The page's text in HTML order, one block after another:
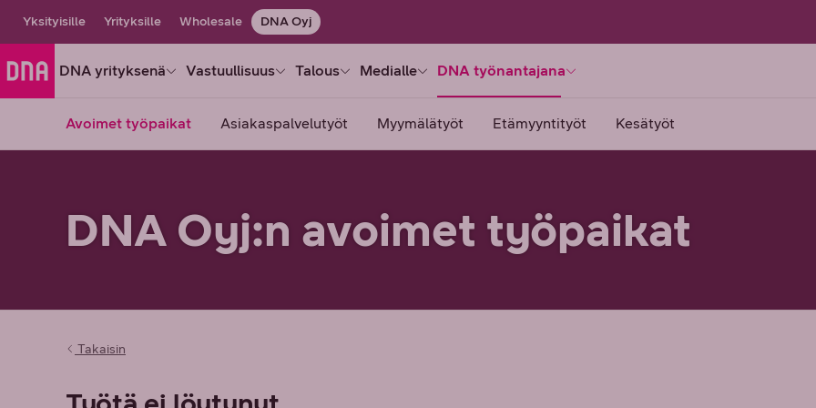
Yksityisille Yrityksille Wholesale DNA Oyj
DNA yrityksenä Vastuullisuus Talous Medialle DNA työnantajana
Avoimet työpaikat Asiakaspalvelutyöt Myymälätyöt Etämyyntityöt Kesätyöt
DNA Oyj:n avoimet työpaikat
Takaisin